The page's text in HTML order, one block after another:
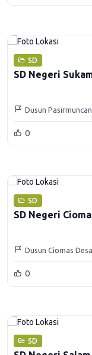
SD
SD Negeri
Dusun
Kabupaten
0
SD
SD Negeri
Dusun Ciomas
0
SD